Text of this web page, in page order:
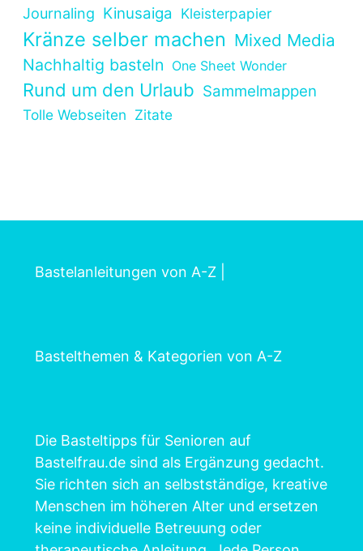
Journaling Kinusaiga Kleisterpapier
Kränze selber machen Mixed Media
Nachhaltig basteln One Sheet Wonder
Rund um den Urlaub Sammelmappen
Tolle Webseiten Zitate
Bastelanleitungen von A-Z
Bastelthemen & Kategorien von A-Z
Die Basteltipps für Senioren auf
Bastelfrau.de sind als Ergänzung gedacht.
Sie richten sich an selbstständige, kreative
Menschen im höheren Alter und ersetzen
keine individuelle Betreuung oder